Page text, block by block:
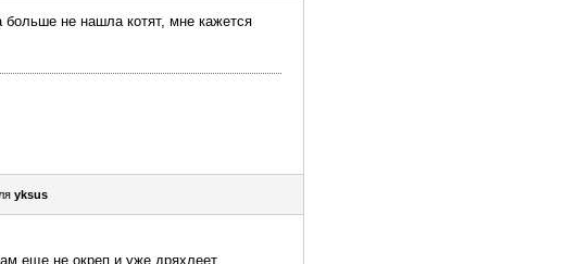
не нашла котят, мне кажется
yksus
еще не окреп и уже дряхлеет.